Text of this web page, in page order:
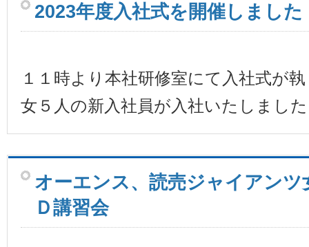
2023年度入社式を開催しました
１１時より本社研修室にて入社式が
女５人の新入社員が入社いたしまし
オーエンス、読売ジャイアンツ
Ｄ講習会